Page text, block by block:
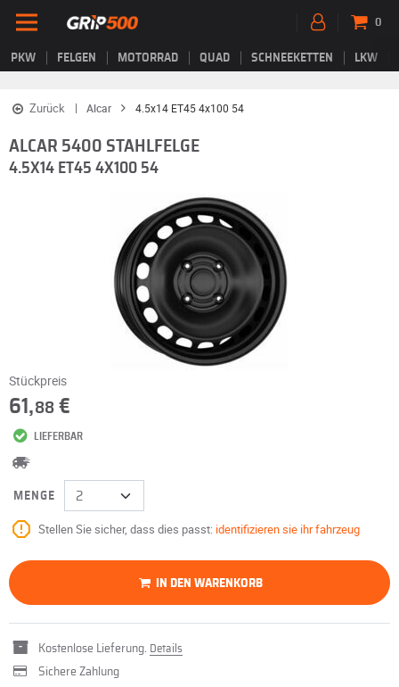
PKW FELGEN MOTORRAD QUAD SCHNEEKETTEN LKW
0
Zurück Alcar 4.5x14 ET45 4x100 54
ALCAR 5400 STAHLFELGE
4.5X14 ET45 4X100 54
Stückpreis
61,88 €
LIEFERBAR
MENGE
Stellen Sie sicher, dass dies passt: identifizieren sie ihr fahrzeug
IN DEN WARENKORB
Kostenlose Lieferung. Details
Sichere Zahlung